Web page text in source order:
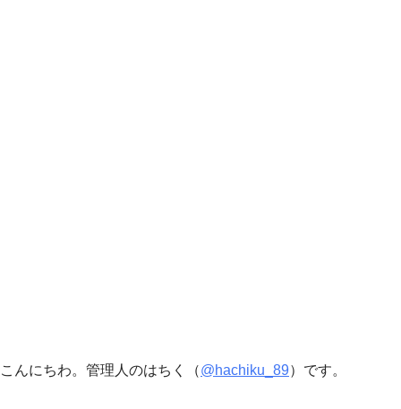
こんにちわ。管理人のはちく（@hachiku_89）です。